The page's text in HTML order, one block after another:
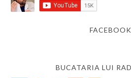
FACEBOOK
BUCATARIA LUI